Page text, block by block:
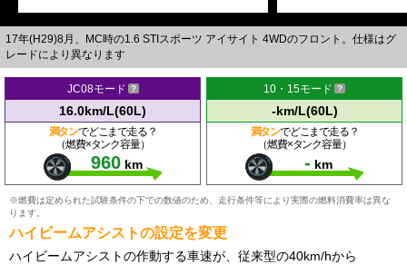
17年(H29)8月、MC時の1.6 STIスポーツ アイサイト 4WDのフロント。仕様はグ
レードにより異なります
JC08モード
16.0km/L(60L)
満タンでどこまで走る？
（燃費×タンク容量）
960 km
10・15モード
-km/L(60L)
満タンでどこまで走る？
（燃費×タンク容量）
- km
※燃費は定められた試験条件の下での数値のため、走行条件等により実際の燃料消費率は異な
ります。
ハイビームアシストの設定を変更
ハイビームアシストの作動する車速が、従来型の40km/hから